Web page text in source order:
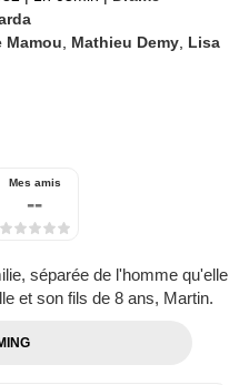
Mamou, Mathieu Demy, Lisa
Mes amis
--
séparée de l'homme qu'elle
et son fils de 8 ans, Martin.